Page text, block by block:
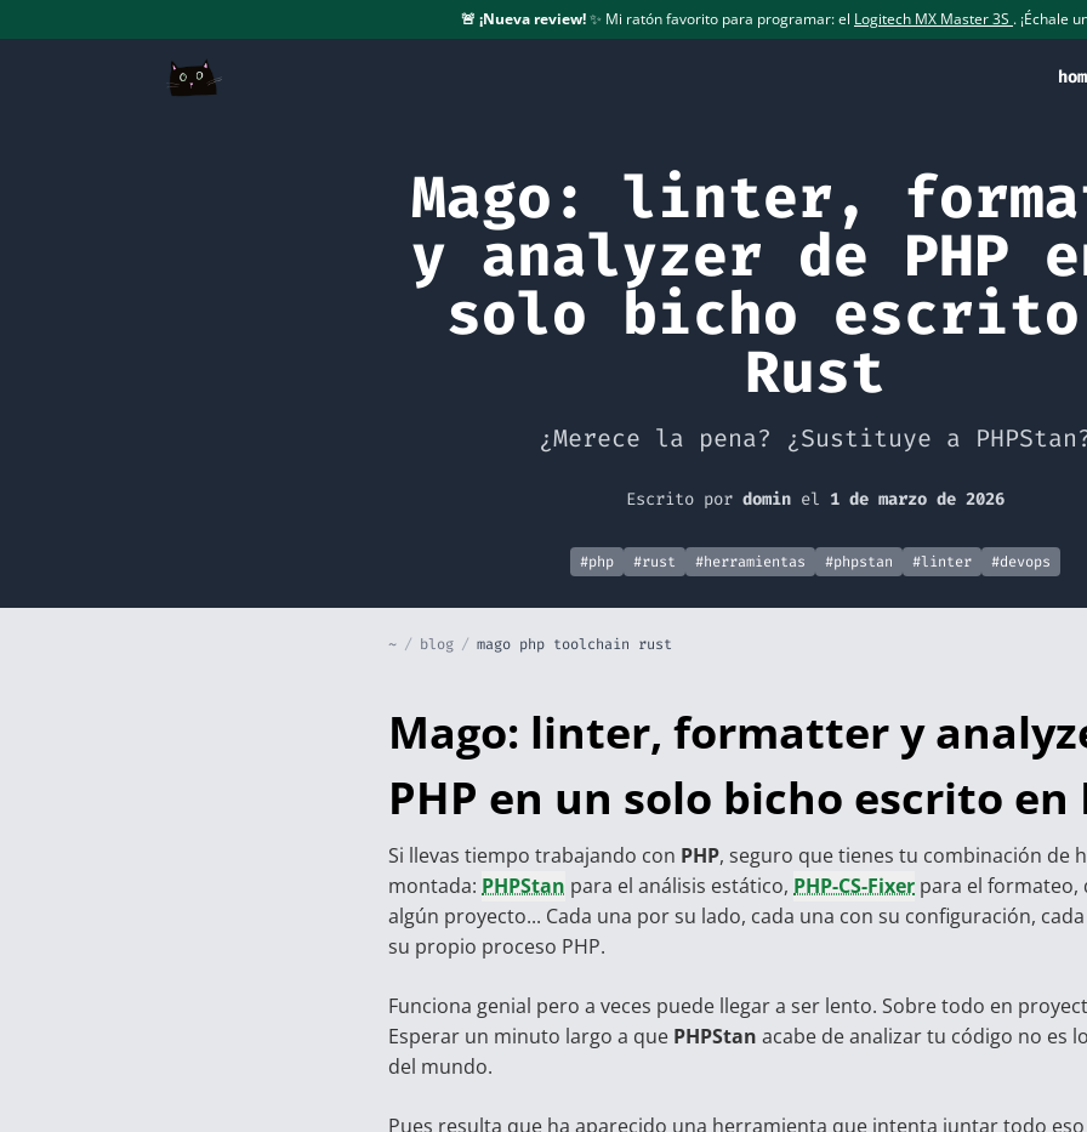
🚨 ¡Nueva review!✨ Mi ratón favorito para programar: el Logitech MX Master 3S . ¡Échale
Mago: linter,
y analyzer de PHP
solo bicho escrito
Rust
¿Merece la pena? ¿Sustituye a
Escrito por domin el 1 de marzo de 2026
#php #rust #herramientas #phpstan #linter #devops
~ / blog / mago php toolchain rust
Mago: linter, formatter y
PHP en un solo bicho escrito en
Si llevas tiempo trabajando con PHP, seguro que tienes tu combinación de
montada: PHPStan para el análisis estático, PHP-CS-Fixer para el formateo,
algún proyecto... Cada una por su lado, cada una con su configuración,
su propio proceso PHP.
Funciona genial pero a veces puede llegar a ser lento. Sobre todo en
Esperar un minuto largo a que PHPStan acabe de analizar tu código no es
del mundo.
Pues resulta que ha aparecido una herramienta que intenta juntar todo